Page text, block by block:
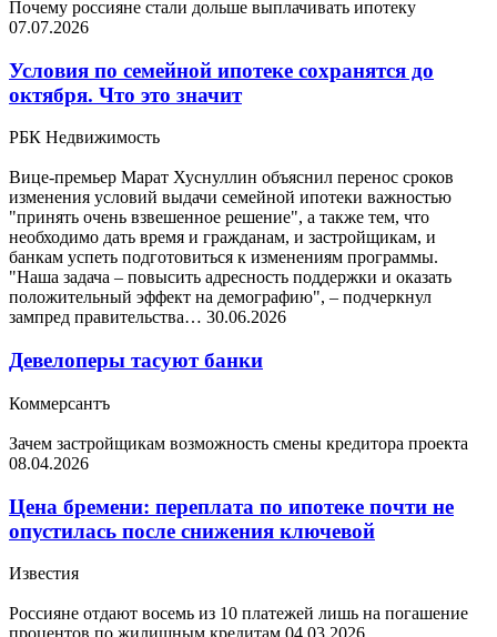
Почему россияне стали дольше выплачивать ипотеку
07.07.2026
Условия по семейной ипотеке сохранятся до
октября. Что это значит
РБК Недвижимость
Вице-премьер Марат Хуснуллин объяснил перенос сроков
изменения условий выдачи семейной ипотеки важностью
"принять очень взвешенное решение", а также тем, что
необходимо дать время и гражданам, и застройщикам, и
банкам успеть подготовиться к изменениям программы.
"Наша задача – повысить адресность поддержки и оказать
положительный эффект на демографию", – подчеркнул
зампред правительства… 30.06.2026
Девелоперы тасуют банки
Коммерсантъ
Зачем застройщикам возможность смены кредитора проекта
08.04.2026
Цена бремени: переплата по ипотеке почти не
опустилась после снижения ключевой
Известия
Россияне отдают восемь из 10 платежей лишь на погашение